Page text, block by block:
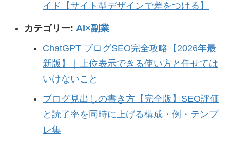
イド【サイト型デザインで差をつける】
カテゴリー: AI×副業
ChatGPT ブログSEO完全攻略【2026年最
新版】｜上位表示できる使い方と任せては
いけないこと
ブログ見出しの書き方【完全版】SEO評価
と読了率を同時に上げる構成・例・テンプ
レ集